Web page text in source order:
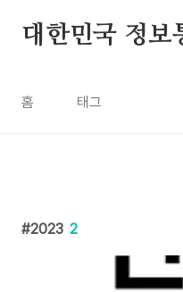
대한민국 정보
홈 태그
2023 2